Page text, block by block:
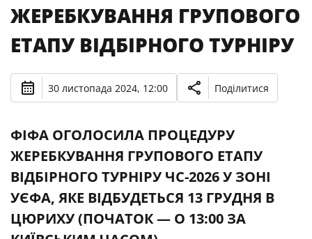
ЖЕРЕБКУВАННЯ ГРУПОВОГО
ЕТАПУ ВІДБІРНОГО ТУРНІРУ
30 листопада 2024, 12:00 Поділитися
ФІФА ОГОЛОСИЛА ПРОЦЕДУРУ
ЖЕРЕБКУВАННЯ ГРУПОВОГО ЕТАПУ
ВІДБІРНОГО ТУРНІРУ ЧС-2026 У ЗОНІ
УЄФА, ЯКЕ ВІДБУДЕТЬСЯ 13 ГРУДНЯ В
ЦЮРИХУ (ПОЧАТОК — О 13:00 ЗА